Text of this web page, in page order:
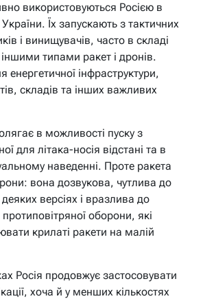
використовуються Росією в
Їх запускають з тактичних
і винищувачів, часто в складі
типами ракет і дронів.
інфраструктури,
складів та інших важливих
в можливості пуску з
для літака-носія відстані та в
наведенні. Проте ракета
вона дозвукова, чутлива до
версіях і вразлива до
оборони, які
крилаті ракети на малій
Росія продовжує застосовувати
хоча й у менших кількостях